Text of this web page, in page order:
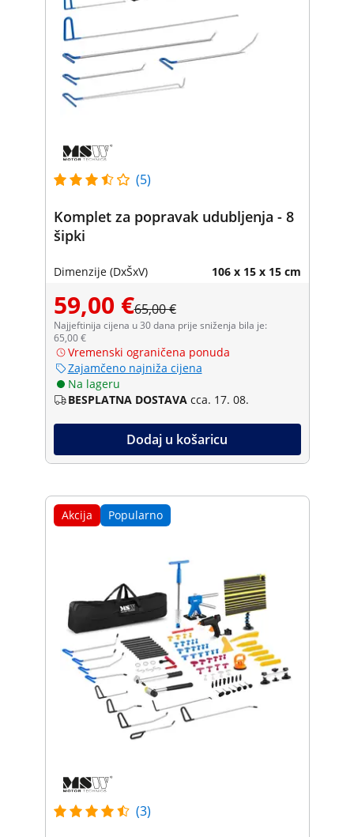
(5)
Komplet za popravak udubljenja - 8
šipki
Dimenzije (DxŠxV) 106 x 15 x 15 cm
59,00 €65,00 €
Najjeftinija cijena u 30 dana prije sniženja bila je:
65,00 €
Vremenski ograničena ponuda
Zajamčeno najniža cijena
Na lageru
BESPLATNA DOSTAVA cca. 17. 08.
Dodaj u košaricu
Akcija Popularno
(3)